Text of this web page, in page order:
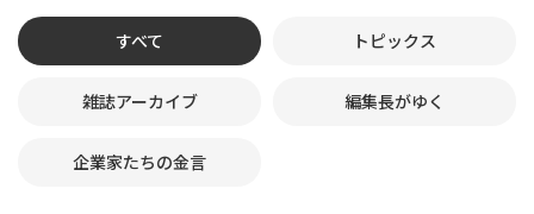
すべて トピックス
雑誌アーカイブ 編集長がゆく
企業家たちの金言